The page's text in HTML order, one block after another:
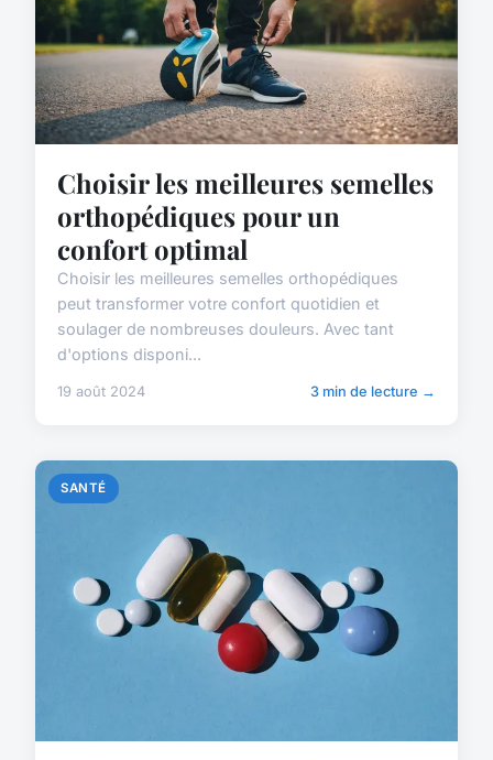
Choisir les meilleures semelles
orthopédiques pour un
confort optimal
Choisir les meilleures semelles orthopédiques
peut transformer votre confort quotidien et
soulager de nombreuses douleurs. Avec tant
d'options disponi...
19 août 2024 3 min de lecture →
SANTÉ